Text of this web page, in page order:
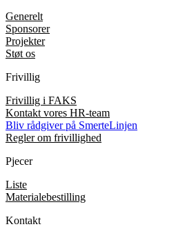
Generelt
Sponsorer
Projekter
Støt os
Frivillig
Frivillig i FAKS
Kontakt vores HR-team
Bliv rådgiver på SmerteLinjen
Regler om frivillighed
Pjecer
Liste
Materialebestilling
Kontakt